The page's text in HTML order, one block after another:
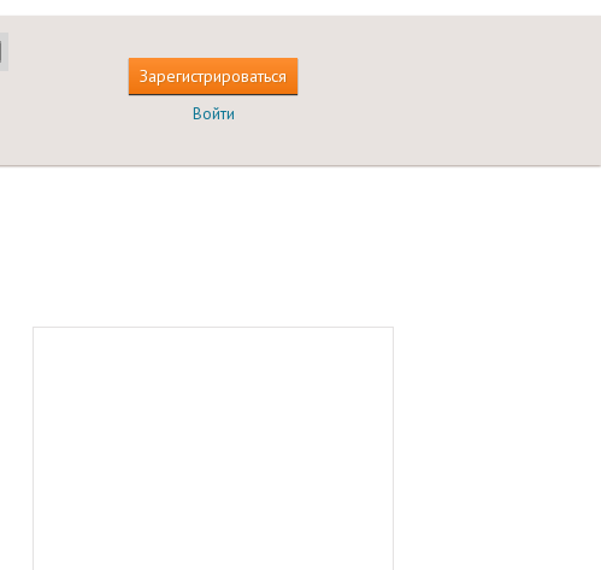
Зарегистрироваться
Войти